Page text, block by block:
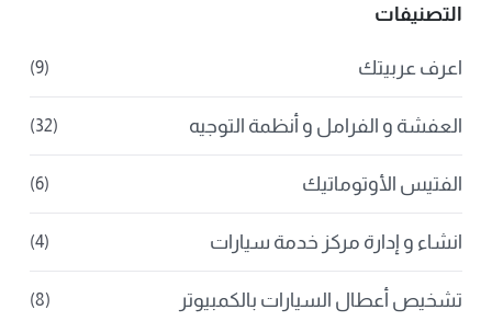
التصنيفات
اعرف عربيتك (9)
العفشة و الفرامل و أنظمة التوجيه (32)
الفتيس الأوتوماتيك (6)
انشاء و إدارة مركز خدمة سيارات (4)
تشخيص أعطال السيارات بالكمبيوتر (8)